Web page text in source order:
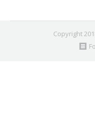
Copyright